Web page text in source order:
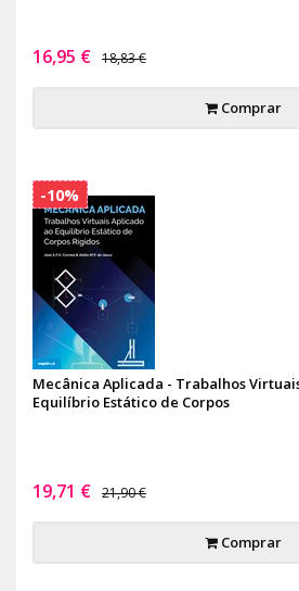
16,95 € 18,83 €
Comprar
Mecânica Aplicada - Trabalhos
Equilíbrio Estático de Corpos
19,71 € 21,90 €
Comprar
-10%